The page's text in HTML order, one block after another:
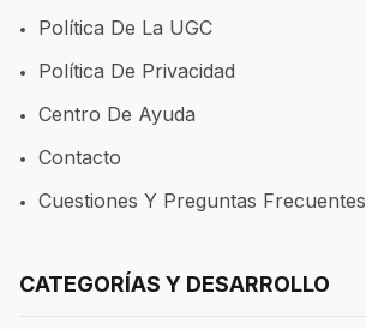
Política De La UGC
Política De Privacidad
Centro De Ayuda
Contacto
Cuestiones Y Preguntas Frecuentes
CATEGORÍAS Y DESARROLLO